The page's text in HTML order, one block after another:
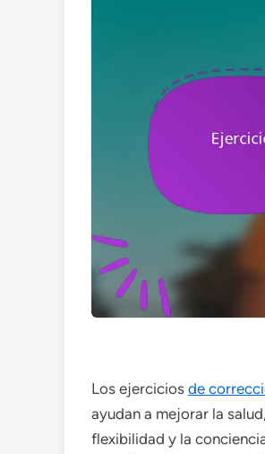
Los ejercicios de
ayudan a mejorar la
flexibilidad y la